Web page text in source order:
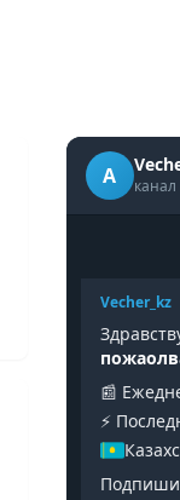
A канал
Vecher_kz
📰
⚡️